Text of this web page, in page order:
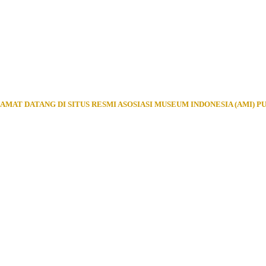
DATANG DI SITUS RESMI ASOSIASI MUSEUM INDONESIA (AMI)